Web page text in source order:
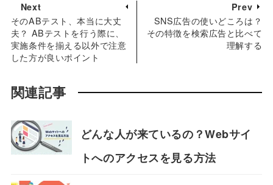
Next
そのABテスト、本当に大丈
夫？ ABテストを行う際に、
実施条件を揃える以外で注意
した方が良いポイント
Prev
SNS広告の使いどころは？
その特徴を検索広告と比べて
理解する
関連記事
どんな人が来ているの？Webサイ
トへのアクセスを見る方法